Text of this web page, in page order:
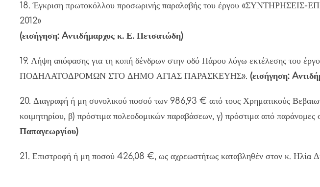
18. Έγκριση πρωτοκόλλου προσωρινής παραλαβής του έργου
2012»
(εισήγηση: Aντιδήμαρχος κ. Ε. Πετσατώδη)
19. Λήψη απόφασης για τη κοπή δένδρων στην οδό Πάρου λόγω
ΠΟΔΗΛΑΤΟΔΡΟΜΩΝ ΣΤΟ ΔΗΜΟ ΑΓΙΑΣ ΠΑΡΑΣΚΕΥΗΣ». (εισήγηση:
20. Διαγραφή ή μη συνολικού ποσού των 986,93 € από τους Χρηματικούς
κοιμητηρίου, β) πρόστιμα πολεοδομικών παραβάσεων, γ) πρόστιμα από παράνομες
Παπαγεωργίου)
21. Επιστροφή ή μη ποσού 426,08 €, ως αχρεωστήτως καταβληθέν στον κ. Ηλία